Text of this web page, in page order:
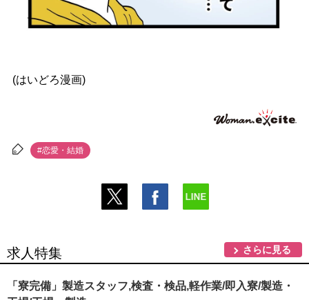
(はいどろ漫画)
#恋愛・結婚
求人特集 さらに見る
「寮完備」製造スタッフ,検査・検品,軽作業/即入寮/製造・